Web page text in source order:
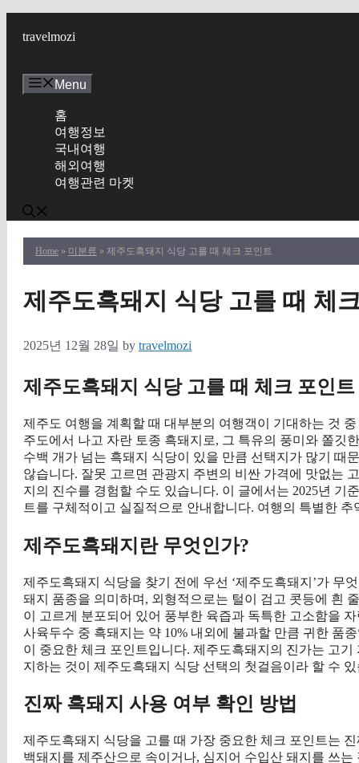
travelmozi
Menu
홈
여행정보
국내여행
해외여행
여행관련 마켓
Home » 미분류 » 제주도흑돼지 식당 고를 때 체크 포인트
제주도흑돼지 식당 고를 때 체
2025년 12월 28일 by travelmozi
제주도흑돼지 식당 고를 때 체크 포인
제주도 여행을 계획할 때 대부분의 여행객이 기대하는 것
주도에서 나고 자란 토종 흑돼지로, 그 특유의 풍미와 쫄깃
수백 개가 넘는 흑돼지 식당이 있을 만큼 선택지가 많기 때
않습니다. 잘못 고르면 관광지 주변의 비싼 가격에 맛없는
지의 진수를 경험할 수도 있습니다. 이 글에서는 2025년 기
트를 구체적이고 실질적으로 안내합니다. 여행의 특별한
제주도흑돼지란 무엇인가?
제주도흑돼지 식당을 찾기 전에 우선 ‘제주도흑돼지’가 무
돼지 품종을 의미하며, 외형적으로는 털이 검고 콧등에 흰
이 고르게 분포되어 있어 풍부한 육즙과 독특한 고소함을
사육두수 중 흑돼지는 약 10% 내외에 불과할 만큼 귀한 품
이 중요한 체크 포인트입니다. 제주도흑돼지의 진가는 고
지하는 것이 제주도흑돼지 식당 선택의 첫걸음이라 할 수
진짜 흑돼지 사용 여부 확인 방법
제주도흑돼지 식당을 고를 때 가장 중요한 체크 포인트는
백돼지를 제주산으로 속이거나, 심지어 수입산 돼지를 쓰